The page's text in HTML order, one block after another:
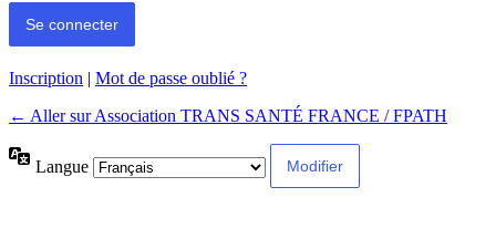
Inscription | Mot de passe oublié ?
← Aller sur Association TRANS SANTÉ FRANCE / FPATH
Langue